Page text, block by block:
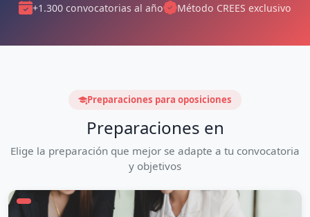
+1.300 convocatorias al año
Método CREES exclusivo
Preparaciones para oposiciones
Preparaciones en
Elige la preparación que mejor se adapte a tu convocatoria
y objetivos